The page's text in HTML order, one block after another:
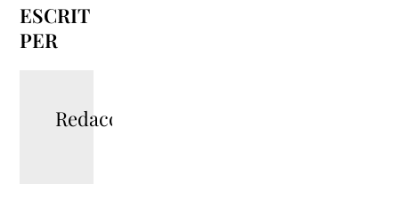
ESCRIT
PER
Redacció